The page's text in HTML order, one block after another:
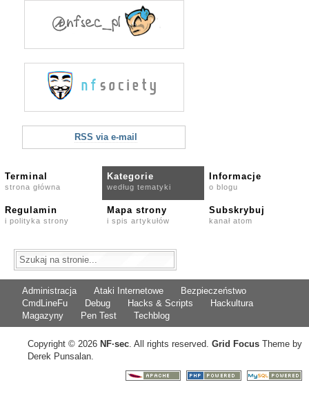
RSS via e-mail
Terminal
strona główna
Kategorie
według tematyki
Informacje
o blogu
Regulamin
i polityka strony
Mapa strony
i spis artykułów
Subskrybuj
kanał atom
Administracja Ataki Internetowe
Bezpieczeństwo
CmdLineFu
Debug Hacks & Scripts
Hackultura
Magazyny
Pen Test Techblog
Copyright © 2026 NF·sec. All rights reserved. Grid Focus Theme by
Derek Punsalan.